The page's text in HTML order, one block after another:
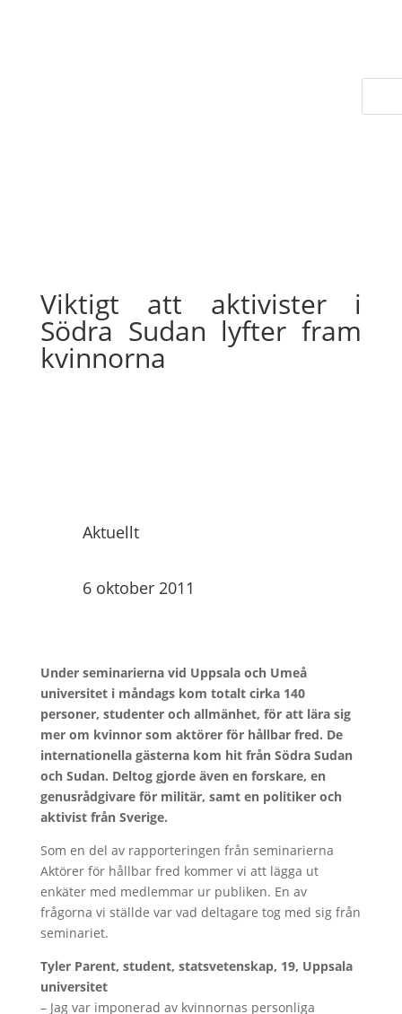
Viktigt att aktivister i
Södra Sudan lyfter fram
kvinnorna
Aktuellt
6 oktober 2011
Under seminarierna vid Uppsala och Umeå
universitet i måndags kom totalt cirka 140
personer, studenter och allmänhet, för att lära sig
mer om kvinnor som aktörer för hållbar fred. De
internationella gästerna kom hit från Södra Sudan
och Sudan. Deltog gjorde även en forskare, en
genusrådgivare för militär, samt en politiker och
aktivist från Sverige.
Som en del av rapporteringen från seminarierna
Aktörer för hållbar fred kommer vi att lägga ut
enkäter med medlemmar ur publiken. En av
frågorna vi ställde var vad deltagare tog med sig från
seminariet.
Tyler Parent, student, statsvetenskap, 19, Uppsala
universitet
– Jag var imponerad av kvinnornas personliga